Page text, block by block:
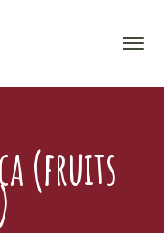
(fruits